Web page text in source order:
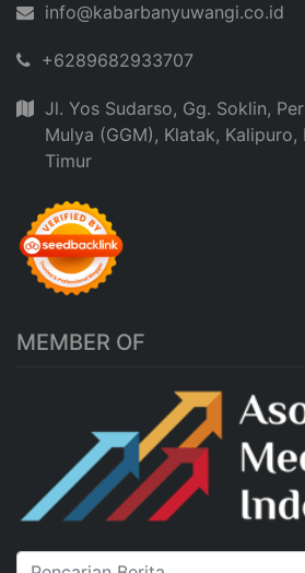
info@kabarbanyuwangi.co.id
+6289682933707
Jl. Yos Sudarso, Gg. Soklin,
Mulya (GGM), Klatak,
Timur
MEMBER OF